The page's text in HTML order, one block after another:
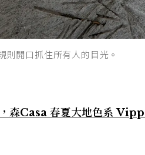
則開口抓住所有人的目光。
森Casa 春夏大地色系